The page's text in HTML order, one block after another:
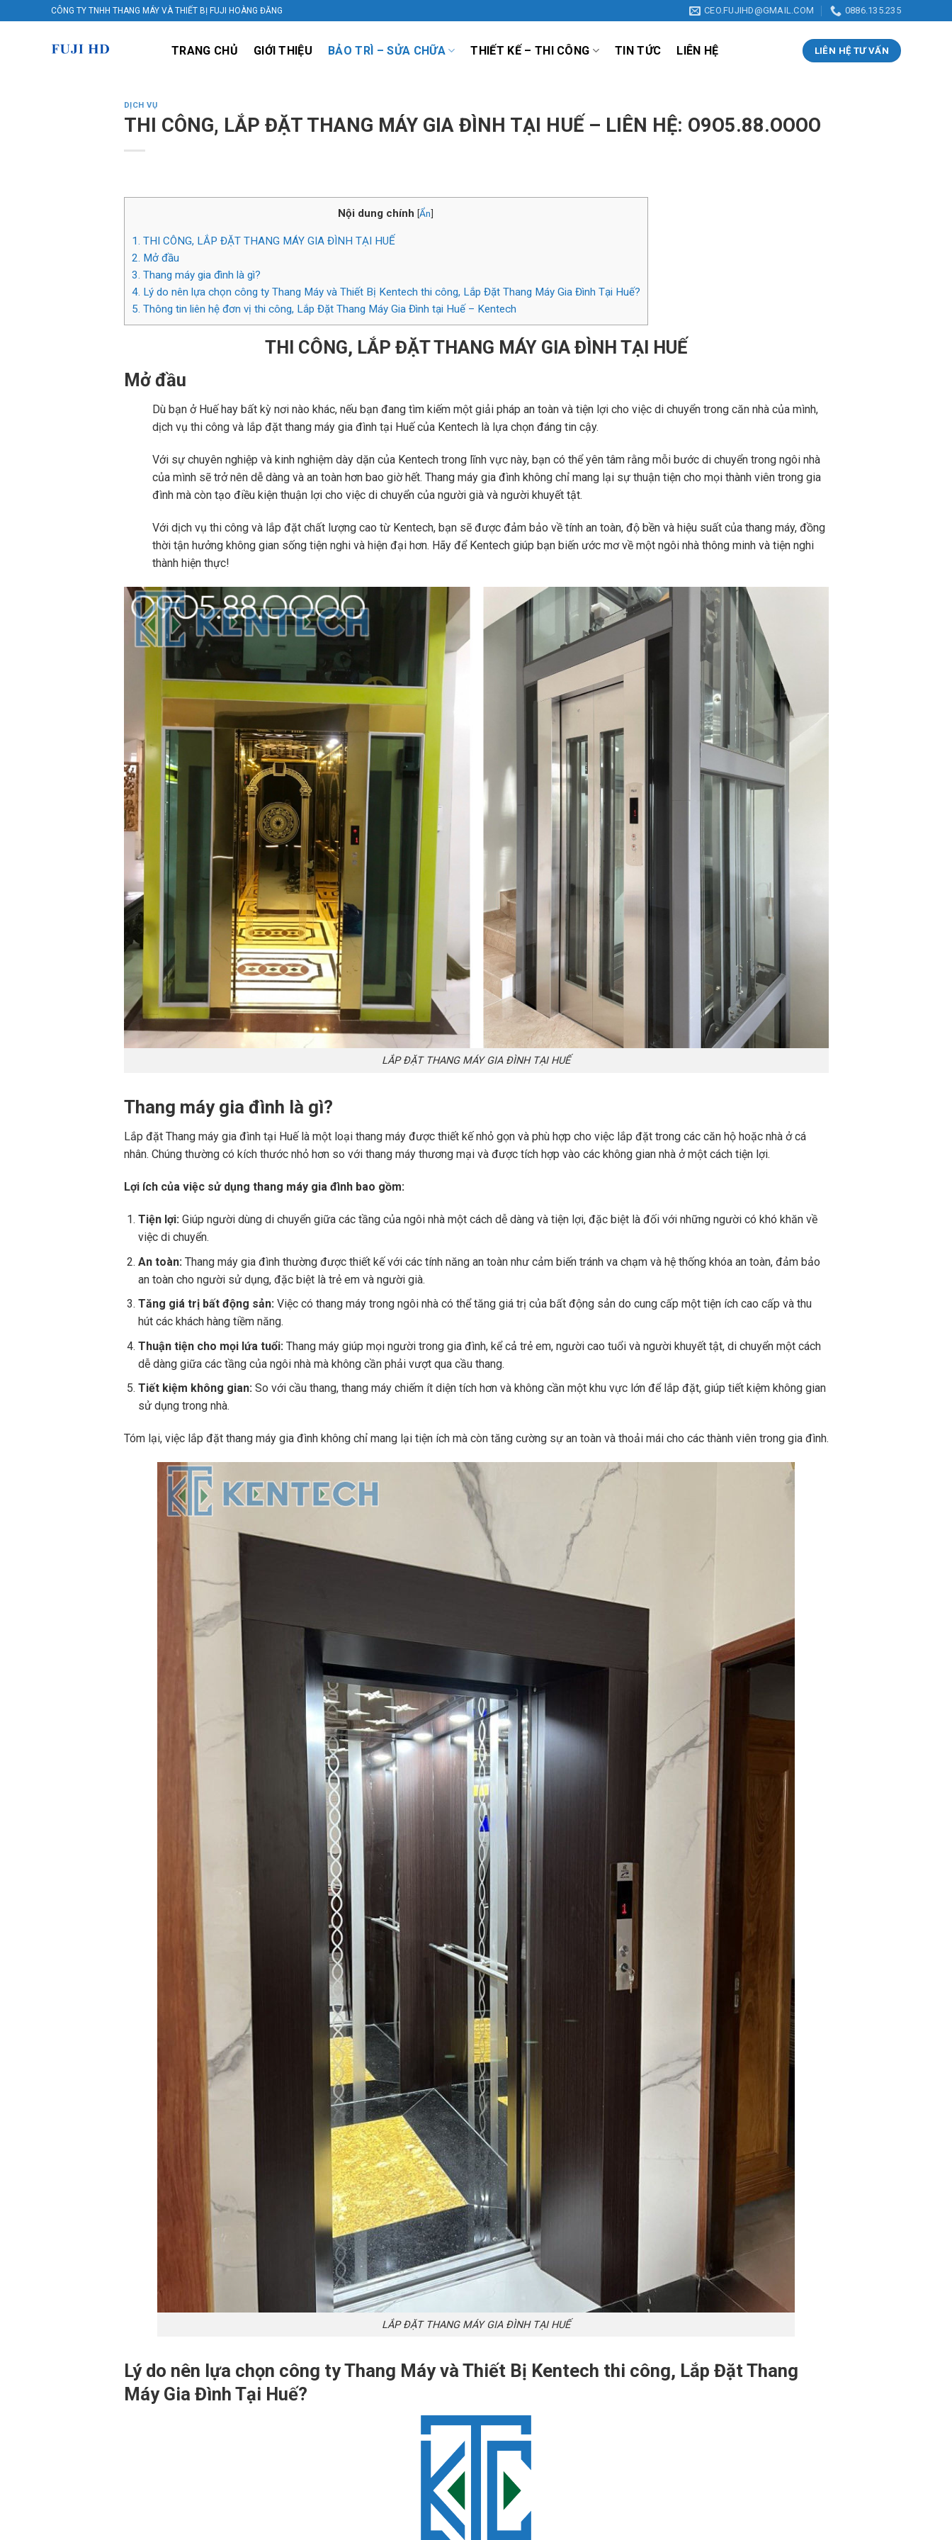
CÔNG TY TNHH THANG MÁY VÀ THIẾT BỊ FUJI HOÀNG ĐĂNG CEO.FUJIHD@GMAIL.COM 0886.135.235
TRANG CHỦ GIỚI THIỆU BẢO TRÌ – SỬA CHỮA THIẾT KẾ – THI CÔNG TIN TỨC LIÊN HỆ LIÊN HỆ TƯ VẤN
DỊCH VỤ
THI CÔNG, LẮP ĐẶT THANG MÁY GIA ĐÌNH TẠI HUẾ – LIÊN HỆ: O9O5.88.OOOO
Nội dung chính [Ẩn]
1. THI CÔNG, LẮP ĐẶT THANG MÁY GIA ĐÌNH TẠI HUẾ
2. Mở đầu
3. Thang máy gia đình là gì?
4. Lý do nên lựa chọn công ty Thang Máy và Thiết Bị Kentech thi công, Lắp Đặt Thang Máy Gia Đình Tại Huế?
5. Thông tin liên hệ đơn vị thi công, Lắp Đặt Thang Máy Gia Đình tại Huế – Kentech
THI CÔNG, LẮP ĐẶT THANG MÁY GIA ĐÌNH TẠI HUẾ
Mở đầu
Dù bạn ở Huế hay bất kỳ nơi nào khác, nếu bạn đang tìm kiếm một giải pháp an toàn và tiện lợi cho việc di chuyển trong căn nhà của mình,
dịch vụ thi công và lắp đặt thang máy gia đình tại Huế của Kentech là lựa chọn đáng tin cậy.
Với sự chuyên nghiệp và kinh nghiệm dày dặn của Kentech trong lĩnh vực này, bạn có thể yên tâm rằng mỗi bước di chuyển trong ngôi nhà
của mình sẽ trở nên dễ dàng và an toàn hơn bao giờ hết. Thang máy gia đình không chỉ mang lại sự thuận tiện cho mọi thành viên trong gia
đình mà còn tạo điều kiện thuận lợi cho việc di chuyển của người già và người khuyết tật.
Với dịch vụ thi công và lắp đặt chất lượng cao từ Kentech, bạn sẽ được đảm bảo về tính an toàn, độ bền và hiệu suất của thang máy, đồng
thời tận hưởng không gian sống tiện nghi và hiện đại hơn. Hãy để Kentech giúp bạn biến ước mơ về một ngôi nhà thông minh và tiện nghi
thành hiện thực!
LẮP ĐẶT THANG MÁY GIA ĐÌNH TẠI HUẾ
Thang máy gia đình là gì?
Lắp đặt Thang máy gia đình tại Huế là một loại thang máy được thiết kế nhỏ gọn và phù hợp cho việc lắp đặt trong các căn hộ hoặc nhà ở cá
nhân. Chúng thường có kích thước nhỏ hơn so với thang máy thương mại và được tích hợp vào các không gian nhà ở một cách tiện lợi.
Lợi ích của việc sử dụng thang máy gia đình bao gồm:
Tiện lợi: Giúp người dùng di chuyển giữa các tầng của ngôi nhà một cách dễ dàng và tiện lợi, đặc biệt là đối với những người có khó khăn về
việc di chuyển.
An toàn: Thang máy gia đình thường được thiết kế với các tính năng an toàn như cảm biến tránh va chạm và hệ thống khóa an toàn, đảm bảo
an toàn cho người sử dụng, đặc biệt là trẻ em và người già.
Tăng giá trị bất động sản: Việc có thang máy trong ngôi nhà có thể tăng giá trị của bất động sản do cung cấp một tiện ích cao cấp và thu
hút các khách hàng tiềm năng.
Thuận tiện cho mọi lứa tuổi: Thang máy giúp mọi người trong gia đình, kể cả trẻ em, người cao tuổi và người khuyết tật, di chuyển một cách
dễ dàng giữa các tầng của ngôi nhà mà không cần phải vượt qua cầu thang.
Tiết kiệm không gian: So với cầu thang, thang máy chiếm ít diện tích hơn và không cần một khu vực lớn để lắp đặt, giúp tiết kiệm không gian
sử dụng trong nhà.
Tóm lại, việc lắp đặt thang máy gia đình không chỉ mang lại tiện ích mà còn tăng cường sự an toàn và thoải mái cho các thành viên trong gia đình.
LẮP ĐẶT THANG MÁY GIA ĐÌNH TẠI HUẾ
Lý do nên lựa chọn công ty Thang Máy và Thiết Bị Kentech thi công, Lắp Đặt Thang
Máy Gia Đình Tại Huế?